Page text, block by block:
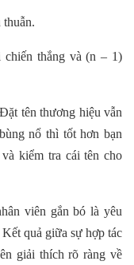
thắng và (n – 1)
tên thương hiệu vẫn
nổ thì tốt hơn bạn
kiểm tra cái tên cho
viên gắn bó là yêu
quả giữa sự hợp tác
giải thích rõ ràng về